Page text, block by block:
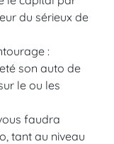
du sérieux de
:
son auto de
le ou les
faudra
tant au niveau